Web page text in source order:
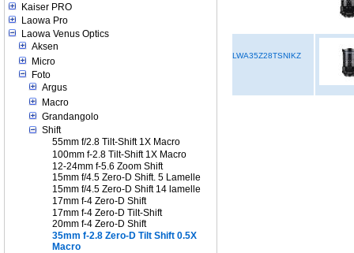
Kaiser PRO
Laowa Pro
Laowa Venus Optics
Aksen
Micro
Foto
Argus
Macro
Grandangolo
Shift
55mm f/2.8 Tilt-Shift 1X Macro
100mm f-2.8 Tilt-Shift 1X Macro
12-24mm f-5.6 Zoom Shift
15mm f/4.5 Zero-D Shift. 5 Lamelle
15mm f/4.5 Zero-D Shift 14 lamelle
17mm f-4 Zero-D Shift
17mm f-4 Zero-D Tilt-Shift
20mm f-4 Zero-D Shift
35mm f-2.8 Zero-D Tilt Shift 0.5X
Macro
LWA35Z28TSNIKZ